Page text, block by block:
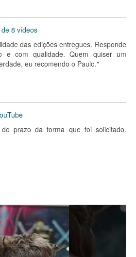
8 vídeos
das edições entregues. Responde
e com qualidade. Quem quiser um
eu recomendo o Paulo."
prazo da forma que foi solicitado.